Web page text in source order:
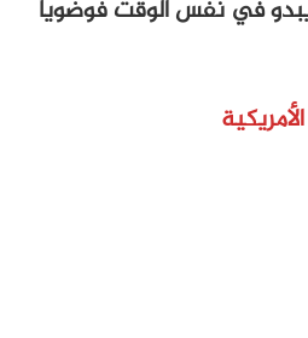
في نفس الوقت فوضوياً